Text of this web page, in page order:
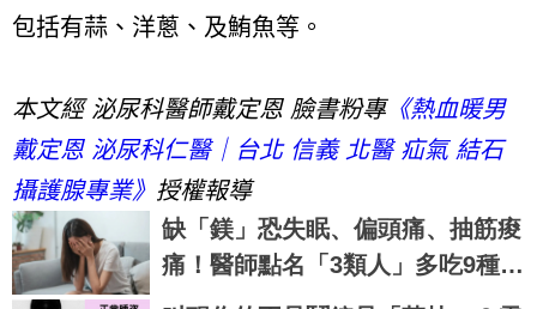
包括有蒜、洋蔥、及鮪魚等。
本文經 泌尿科醫師戴定恩 臉書粉專《熱血暖男
戴定恩 泌尿科仁醫｜台北 信義 北醫 疝氣 結石
攝護腺專業》 授權報導
缺「鎂」恐失眠、偏頭痛、抽筋痠
痛！醫師點名「3類人」多吃9種食
物